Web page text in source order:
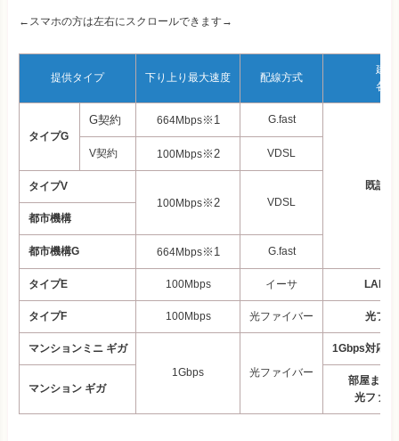
←スマホの方は左右にスクロールできます→
提供タイプ 下り上り最大速度 配線方式
建
各
タイプG
G契約 664Mbps※1 G.fast
既設
V契約 100Mbps※2 VDSL
タイプV
100Mbps※2
VDSL
都市機構
都市機構G 664Mbps※1 G.fast
タイプE 100Mbps イーサ LAN
タイプF 100Mbps 光ファイバー 光フ
マンションミニ ギガ
1Gbps
光ファイバー
1Gbps対応
マンション ギガ
部屋まで
光ファ